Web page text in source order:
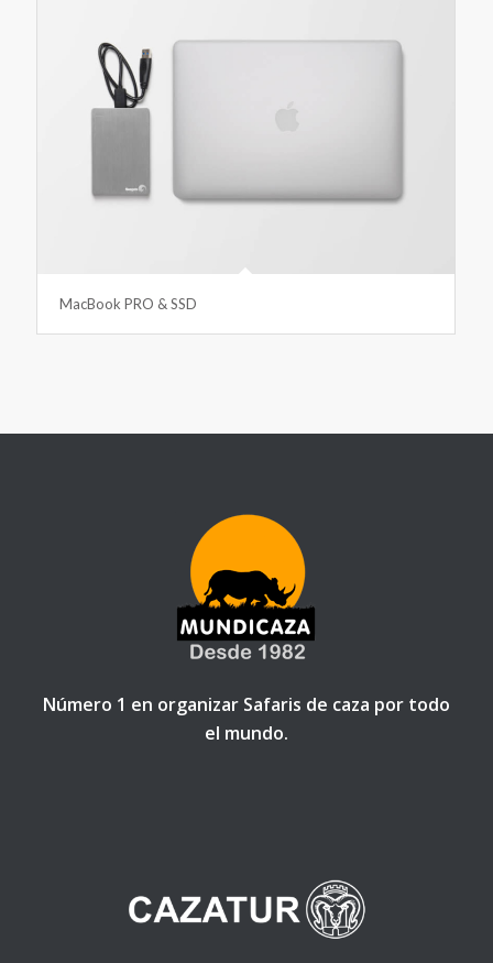
MacBook PRO & SSD
Número 1 en organizar Safaris de caza por todo
el mundo.